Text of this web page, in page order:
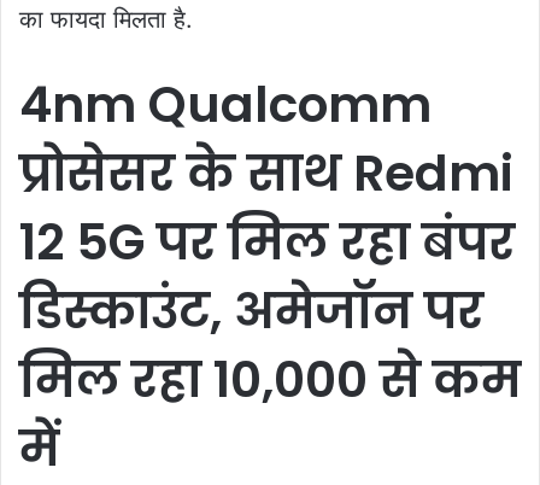
का फायदा मिलता है.
4nm Qualcomm
प्रोसेसर के साथ Redmi
12 5G पर मिल रहा बंपर
डिस्काउंट, अमेजॉन पर
मिल रहा 10,000 से कम
में